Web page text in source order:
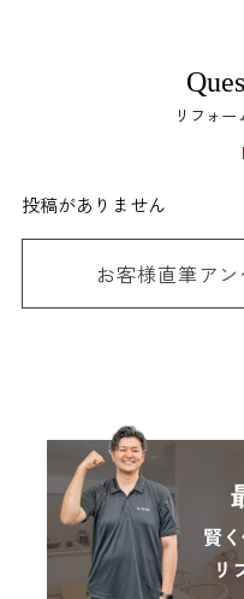
リフォ
投稿がありません
お客様直筆ア